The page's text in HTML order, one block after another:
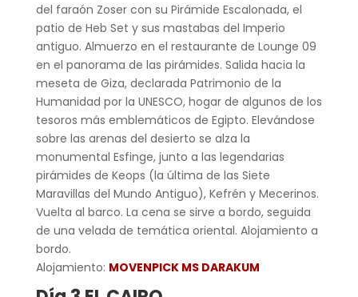
del faraón Zoser con su Pirámide Escalonada, el
patio de Heb Set y sus mastabas del Imperio
antiguo. Almuerzo en el restaurante de Lounge 09
en el panorama de las pirámides. Salida hacia la
meseta de Giza, declarada Patrimonio de la
Humanidad por la UNESCO, hogar de algunos de los
tesoros más emblemáticos de Egipto. Elevándose
sobre las arenas del desierto se alza la
monumental Esfinge, junto a las legendarias
pirámides de Keops (la última de las Siete
Maravillas del Mundo Antiguo), Kefrén y Mecerinos.
Vuelta al barco. La cena se sirve a bordo, seguida
de una velada de temática oriental. Alojamiento a
bordo.
Alojamiento: MOVENPICK MS DARAKUM